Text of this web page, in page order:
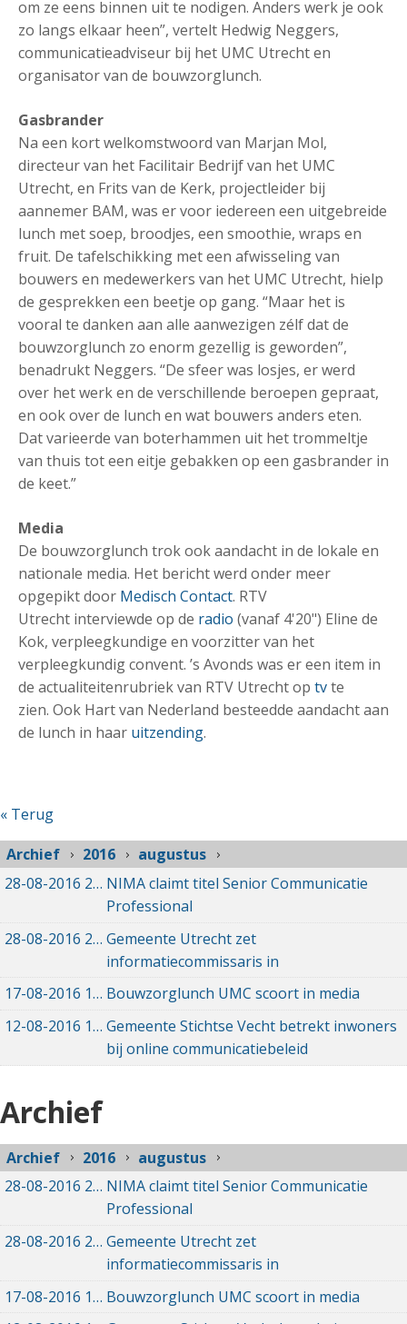
om ze eens binnen uit te nodigen. Anders werk je ook
zo langs elkaar heen”, vertelt Hedwig Neggers,
communicatieadviseur bij het UMC Utrecht en
organisator van de bouwzorglunch.
Gasbrander
Na een kort welkomstwoord van Marjan Mol,
directeur van het Facilitair Bedrijf van het UMC
Utrecht, en Frits van de Kerk, projectleider bij
aannemer BAM, was er voor iedereen een uitgebreide
lunch met soep, broodjes, een smoothie, wraps en
fruit. De tafelschikking met een afwisseling van
bouwers en medewerkers van het UMC Utrecht, hielp
de gesprekken een beetje op gang. “Maar het is
vooral te danken aan alle aanwezigen zélf dat de
bouwzorglunch zo enorm gezellig is geworden”,
benadrukt Neggers. “De sfeer was losjes, er werd
over het werk en de verschillende beroepen gepraat,
en ook over de lunch en wat bouwers anders eten.
Dat varieerde van boterhammen uit het trommeltje
van thuis tot een eitje gebakken op een gasbrander in
de keet.”
Media
De bouwzorglunch trok ook aandacht in de lokale en
nationale media. Het bericht werd onder meer
opgepikt door Medisch Contact. RTV
Utrecht interviewde op de radio (vanaf 4'20") Eline de
Kok, verpleegkundige en voorzitter van het
verpleegkundig convent. ’s Avonds was er een item in
de actualiteitenrubriek van RTV Utrecht op tvte
zien. Ook Hart van Nederland besteedde aandacht aan
de lunch in haar uitzending.
« Terug
Archief
2016
augustus
28-08-2016 28-08-2016 10:57
NIMA claimt titel Senior Communicatie
Professional
28-08-2016 28-08-2016 09:41
Gemeente Utrecht zet
informatiecommissaris in
17-08-2016 17-08-2016 17:25
Bouwzorglunch UMC scoort in media
12-08-2016 12-08-2016 11:53
Gemeente Stichtse Vecht betrekt inwoners
bij online communicatiebeleid
Archief
Archief 2016
augustus
28-08-2016 28-08-2016 10:57
NIMA claimt titel Senior Communicatie
Professional
28-08-2016 28-08-2016 09:41
Gemeente Utrecht zet
informatiecommissaris in
17-08-2016 17-08-2016 17:25
Bouwzorglunch UMC scoort in media